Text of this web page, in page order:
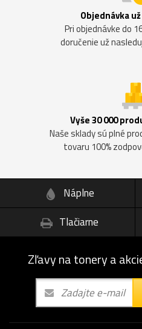
Objednávka
Pri objednávke do
doručenie už
Vyše 30 000
Naše sklady sú plné
tovaru 100%
Náplne
Tlačiarne
Zľavy na tonery a